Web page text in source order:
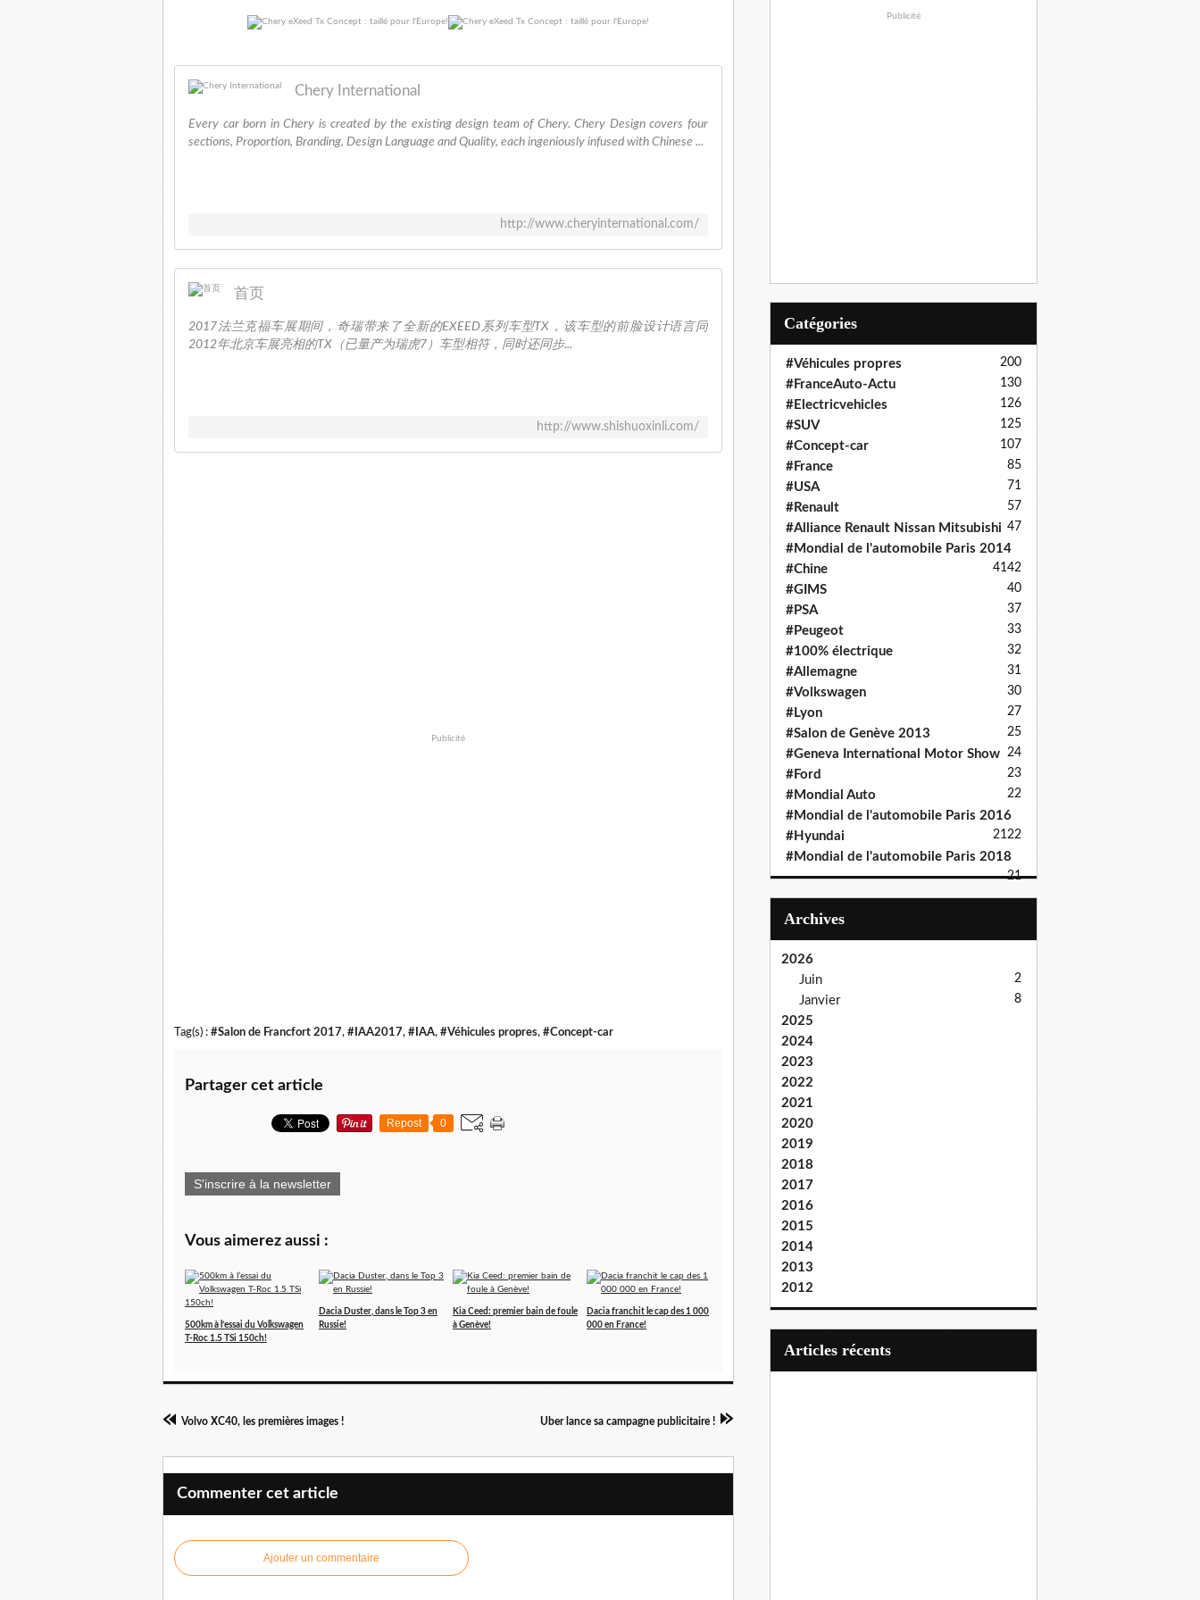
Chery International
Every car born in Chery is created by the existing design team of Chery. Chery Design covers four
sections, Proportion, Branding, Design Language and Quality, each ingeniously infused with Chinese ...
http://www.cheryinternational.com/
首页
2017法兰克福车展期间，奇瑞带来了全新的EXEED系列车型TX，该车型的前脸设计语言同
2012年北京车展亮相的TX（已量产为瑞虎7）车型相符，同时还同步...
http://www.shishuoxinli.com/
Publicité
Tag(s) : #Salon de Francfort 2017, #IAA2017, #IAA, #Véhicules propres, #Concept-car
Partager cet article
Repost 0
S'inscrire à la newsletter
Vous aimerez aussi :
500km à l’essai du Volkswagen
T-Roc 1.5 TSi 150ch!
Dacia Duster, dans le Top 3 en
Russie!
Kia Ceed: premier bain de foule
à Genève!
Dacia franchit le cap des 1 000
000 en France!
Volvo XC40, les premières images ! Uber lance sa campagne publicitaire !
Commenter cet article
Ajouter un commentaire
Publicité
Catégories
#Véhicules propres 200
#FranceAuto-Actu 130
#Electricvehicles 126
#SUV 125
#Concept-car 107
#France 85
#USA 71
#Renault 57
#Alliance Renault Nissan Mitsubishi 47
#Mondial de l'automobile Paris 2014
42
#Chine 41
#GIMS 40
#PSA 37
#Peugeot 33
#100% électrique 32
#Allemagne 31
#Volkswagen 30
#Lyon 27
#Salon de Genève 2013 25
#Geneva International Motor Show 24
#Ford 23
#Mondial Auto 22
#Mondial de l'automobile Paris 2016
22
#Hyundai 21
#Mondial de l'automobile Paris 2018
21
Archives
2026
Juin
2
Janvier 8
2025
2024
2023
2022
2021
2020
2019
2018
2017
2016
2015
2014
2013
2012
articles récents